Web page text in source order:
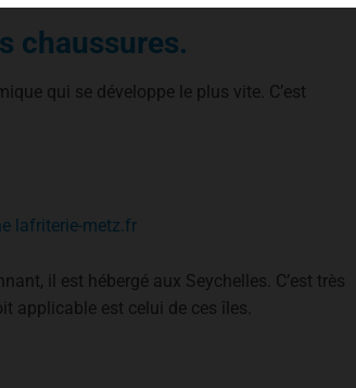
chaussures.
qui se développe le plus vite. C’est
lafriterie-metz.fr
il est hébergé aux Seychelles. C’est très
applicable est celui de ces îles.